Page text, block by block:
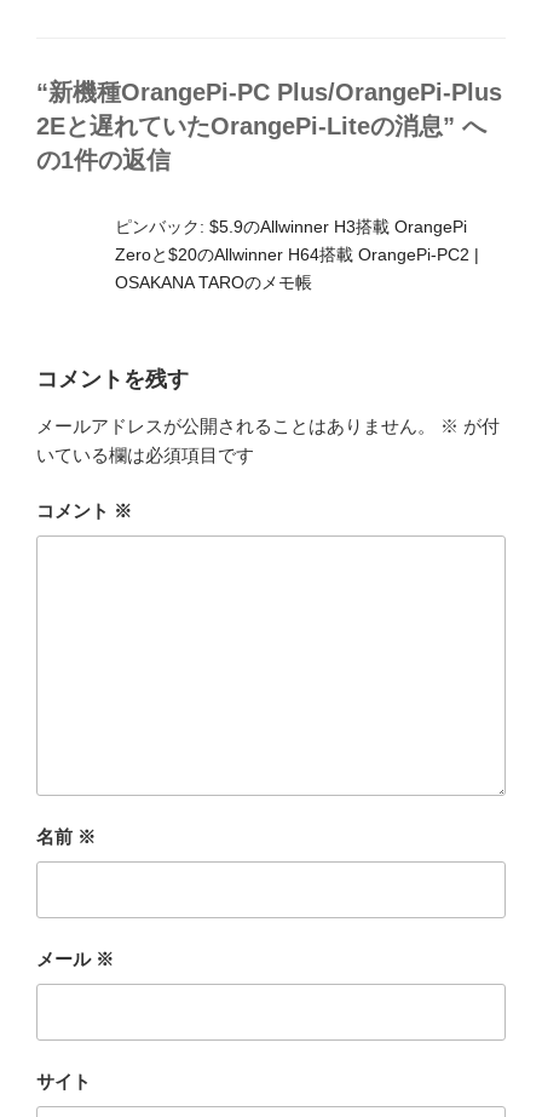
ー
“新機種OrangePi-PC Plus/OrangePi-Plus
2Eと遅れていたOrangePi-Liteの消息” へ
の1件の返信
ピンバック: $5.9のAllwinner H3搭載 OrangePi
Zeroと$20のAllwinner H64搭載 OrangePi-PC2 |
OSAKANA TAROのメモ帳
コメントを残す
メールアドレスが公開されることはありません。 ※ が付
いている欄は必須項目です
コメント ※
名前 ※
メール ※
サイト